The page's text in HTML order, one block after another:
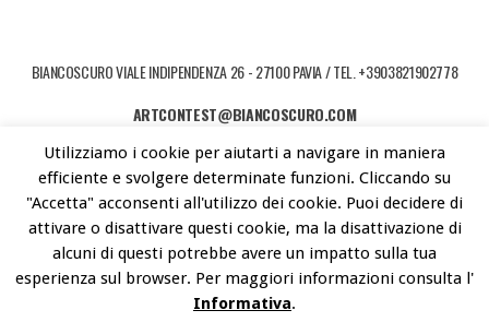
BIANCOSCURO VIALE INDIPENDENZA 26 - 27100 PAVIA / TEL. +3903821902778
ARTCONTEST@BIANCOSCURO.COM
COPYRIGHT © 2026 ART CONTEST. POWERED BY LIBEREMENTI - IDEE PER
L'ARTE CONTEMPORANEA
Utilizziamo i cookie per aiutarti a navigare in maniera
efficiente e svolgere determinate funzioni. Cliccando su
"Accetta" acconsenti all'utilizzo dei cookie. Puoi decidere di
attivare o disattivare questi cookie, ma la disattivazione di
alcuni di questi potrebbe avere un impatto sulla tua
esperienza sul browser. Per maggiori informazioni consulta l'
Informativa.